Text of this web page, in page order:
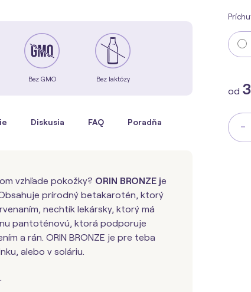
od
-
Bez GMO Bez laktózy
Diskusia FAQ Poradňa
vzhľade pokožky? ORIN BRONZE je
prírodný betakarotén, ktorý
nechtík lekársky, ktorý má
pantoténovú, ktorá podporuje
a rán. ORIN BRONZE je pre teba
alebo v soláriu.